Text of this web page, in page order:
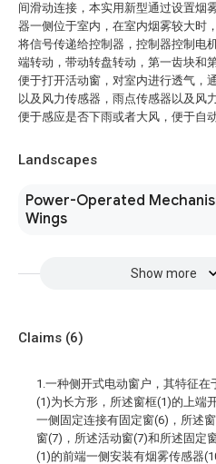
间滑动连接，本实用新型通过设置烟
器一侧位于室内，在室内烟雾较大时
将信号传递给控制器，控制器控制电
端转动，带动转盘转动，第一齿块和
便于打开活动窗，对室内进行透气，
以及风力传感器，雨点传感器以及风
便于感应是否下雨或者大风，便于自动
Landscapes
Power-Operated
Wings
Show more
Claims (6)
1.一种侧开式电动窗户，其特征
(1)为长方形，所述窗框(1)的上端
一侧固定连接有固定窗(6)，所述
窗(7)，所述活动窗(7)和所述固定
(1)的前端一侧安装有烟雾传感器